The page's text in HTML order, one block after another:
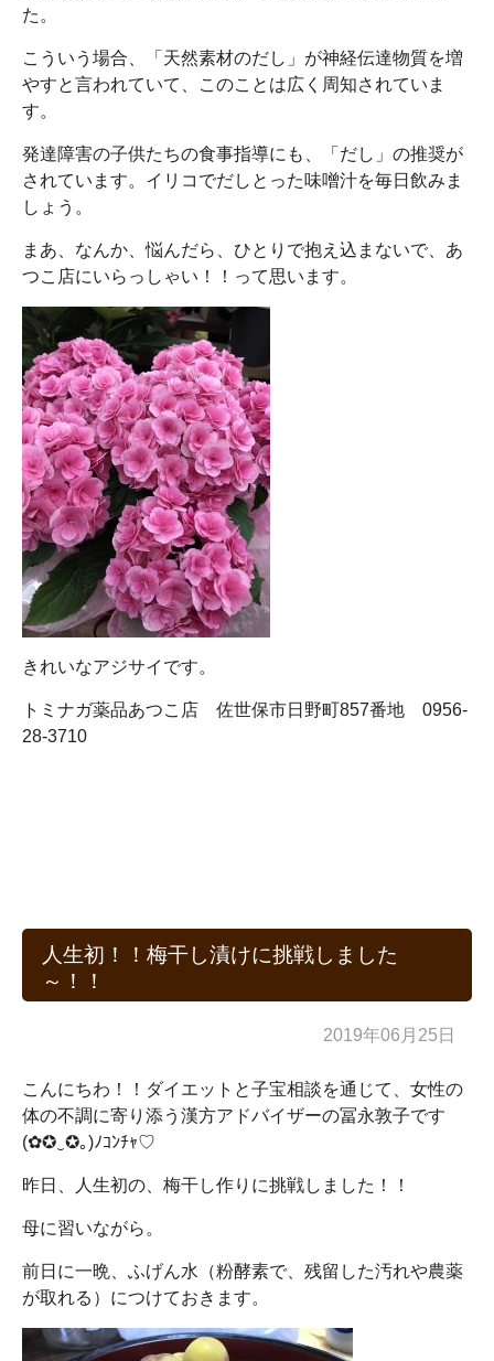
た。
こういう場合、「天然素材のだし」が神経伝達物質を増
やすと言われていて、このことは広く周知されていま
す。
発達障害の子供たちの食事指導にも、「だし」の推奨が
されています。イリコでだしとった味噌汁を毎日飲みま
しょう。
まあ、なんか、悩んだら、ひとりで抱え込まないで、あ
つこ店にいらっしゃい！！って思います。
きれいなアジサイです。
トミナガ薬品あつこ店 佐世保市日野町857番地 0956-
28-3710
人生初！！梅干し漬けに挑戦しました
～！！
2019年06月25日
こんにちわ！！ダイエットと子宝相談を通じて、女性の
体の不調に寄り添う漢方アドバイザーの冨永敦子です
(✿✪‿✪｡)ﾉｺﾝﾁｬ♡
昨日、人生初の、梅干し作りに挑戦しました！！
母に習いながら。
前日に一晩、ふげん水（粉酵素で、残留した汚れや農薬
が取れる）につけておきます。